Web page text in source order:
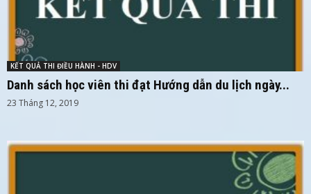
KẾT QUẢ THI ĐIỀU HÀNH - HDV
Danh sách học viên thi đạt Hướng dẫn du lịch ngày...
23 Tháng 12, 2019